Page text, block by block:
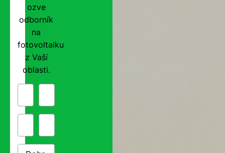
ozve
odborník
na
fotovoltaiku
z Vaší
oblasti.